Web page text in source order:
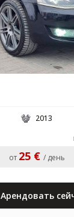
2013
от 25 € / день
Арендовать